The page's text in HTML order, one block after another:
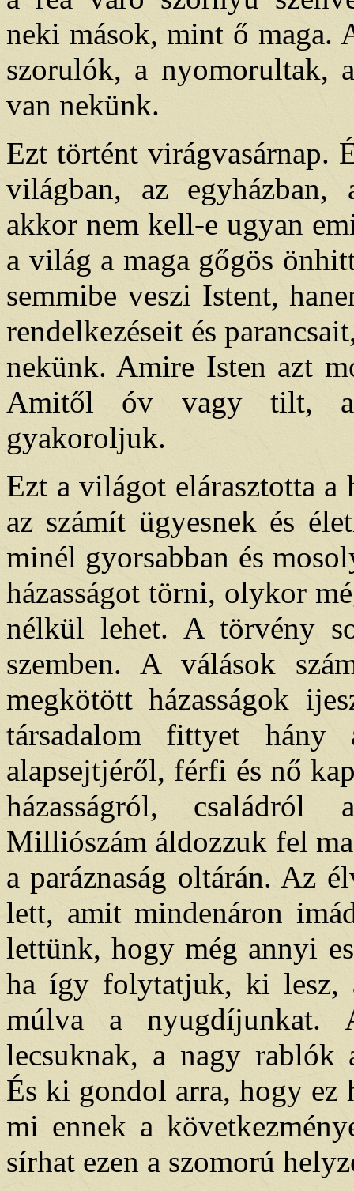
neki mások, mint ő maga.
szorulók, a nyomorultak,
van nekünk.
Ezt történt virágvasárnap.
világban, az egyházban,
akkor nem kell-e ugyan
a világ a maga gőgös
semmibe veszi Istent,
rendelkezéseit és
nekünk. Amire Isten azt
Amitől óv vagy tilt,
gyakoroljuk.
Ezt a világot elárasztotta a
az számít ügyesnek és
minél gyorsabban és
házasságot törni, olykor
nélkül lehet. A törvény
szemben. A válások
megkötött házasságok
társadalom fittyet hány
alapsejtjéről, férfi és nő
házasságról,
Milliószám áldozzuk fel
a paráznaság oltárán. Az
lett, amit mindenáron
lettünk, hogy még annyi
ha így folytatjuk, ki lesz,
múlva a nyugdíjunkat.
lecsuknak, a nagy rablók
És ki gondol arra, hogy ez
mi ennek a
sírhat ezen a szomorú